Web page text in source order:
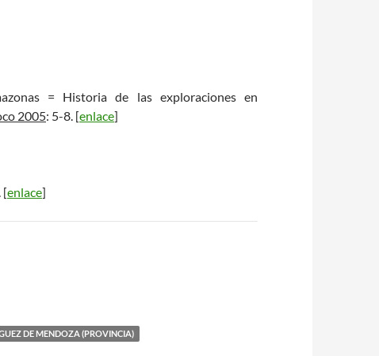
= Historia de las exploraciones en
2005: 5-8. [enlace]
[enlace]
DE MENDOZA (PROVINCIA)